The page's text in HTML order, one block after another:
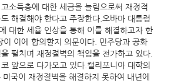
소득층에 대한 세금을 늘림으로써 재정적
해결해야 한다고 주장한다.오바마 대통령
대한 세율 인상을 통해 이를 해결하고자 한
이 이에 합의할지 의문이다. 민주당과 공화
펼치며 재정절벽의 책임을 전가하고 있다.
앞으로 다가오고 있다.캘리포니아 대학의
국이 재정절벽을 해결하지 못하여 내년에